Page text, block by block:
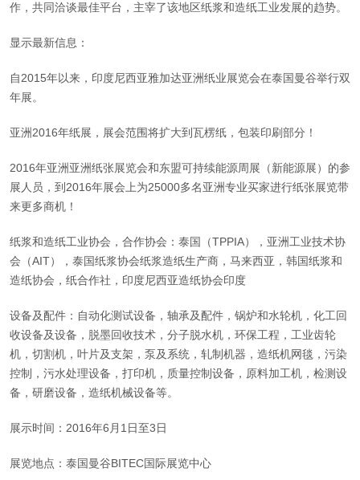
作，共同洽谈最佳平台，主宰了该地区纸浆和造纸工业发展的趋势。
显示最新信息：
自2015年以来，印度尼西亚雅加达亚洲纸业展览会在泰国曼谷举行双
年展。
亚洲2016年纸展，展会范围将扩大到瓦楞纸，包装印刷部分！
2016年亚洲亚洲纸张展览会和东盟可持续能源周展（新能源展）的参
展人员，到2016年展会上为25000多名亚洲专业买家进行纸张展览带
来更多商机！
纸浆和造纸工业协会，合作协会：泰国（TPPIA），亚洲工业技术协
会（AIT），泰国纸浆协会纸浆造纸生产商，马来西亚，韩国纸浆和
造纸协会，纸合作社，印度尼西亚造纸协会印度
设备及配件：自动化测试设备，轴承及配件，锅炉和水轮机，化工回
收设备及设备，脱墨回收技术，分子脱水机，环保工程，工业齿轮
机，切割机，叶片及支架，泵及系统，轧制机器，造纸机网毯，污染
控制，污水处理设备，打印机，质量控制设备，原料加工机，检测设
备，研磨设备，造纸机械设备等。
展示时间：2016年6月1日至3日
展览地点：泰国曼谷BITEC国际展览中心